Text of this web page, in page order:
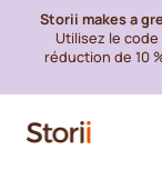
Storii makes a
Utilisez le code
réduction de 10